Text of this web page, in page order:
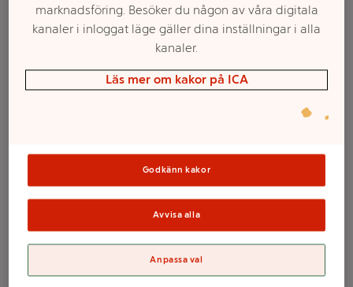
Ansiktskräm The
6 Peptide Skin
Booster 150ml
COSRX
Välj butik och handla
Sortimentet kan variera mellan butikerna
marknadsföring. Besöker du någon av våra digitala
kanaler i inloggat läge gäller dina inställningar i alla
kanaler.
Läs mer om kakor på ICA
Godkänn kakor
Avvisa alla
Anpassa val